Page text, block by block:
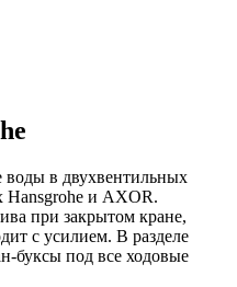
воды в двухвентильных
Hansgrohe и AXOR.
при закрытом кране,
с усилием. В разделе
буксы под все ходовые